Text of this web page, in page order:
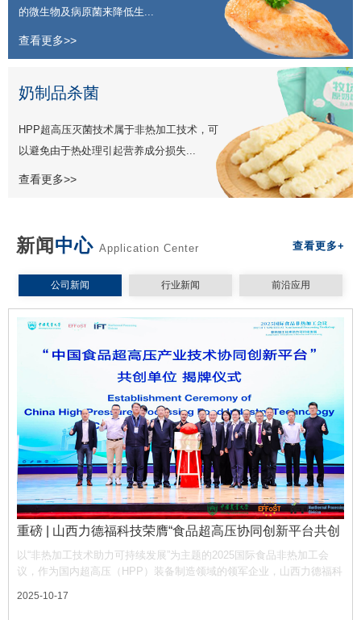
的微生物及病原菌来降低生...
查看更多>>
奶制品杀菌
HPP超高压灭菌技术属于非热加工技术，可
以避免由于热处理引起营养成分损失...
查看更多>>
新闻中心 Application Center 查看更多+
公司新闻 行业新闻 前沿应用
重磅 | 山西力德福科技荣膺“食品超高压协同创新平台共创
单位”，携手产业链共筑非热加工新生态
以“非热加工技术助力可持续发展”为主题的2025国际食品非热加工会
议，作为国内超高压（HPP）装备制造领域的领军企业，山西力德福科
号，彰显了公司在推动超高压技术产业化中的核心作用。
2025-10-17